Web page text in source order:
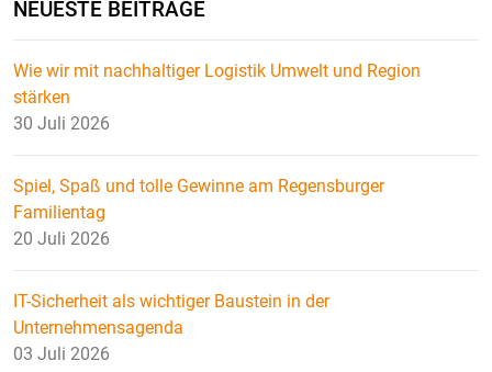
NEUESTE BEITRÄGE
Wie wir mit nachhaltiger Logistik Umwelt und Region
stärken
30 Juli 2026
Spiel, Spaß und tolle Gewinne am Regensburger
Familientag
20 Juli 2026
IT-Sicherheit als wichtiger Baustein in der
Unternehmensagenda
03 Juli 2026